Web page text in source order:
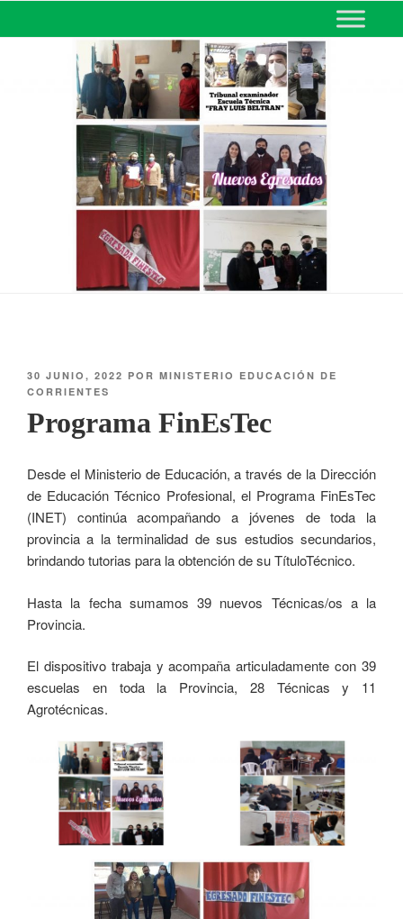
MINISTERIO DE EDUCACIÓN
DE CORRIENTES
30 JUNIO, 2022 POR MINISTERIO EDUCACIÓN DE
CORRIENTES
Programa FinEsTec
Desde el Ministerio de Educación, a través de la Dirección
de Educación Técnico Profesional, el Programa FinEsTec
(INET) continúa acompañando a jóvenes de toda la
provincia a la terminalidad de sus estudios secundarios,
brindando tutorias para la obtención de su TítuloTécnico.
Hasta la fecha sumamos 39 nuevos Técnicas/os a la
Provincia.
El dispositivo trabaja y acompaña articuladamente con 39
escuelas en toda la Provincia, 28 Técnicas y 11
Agrotécnicas.